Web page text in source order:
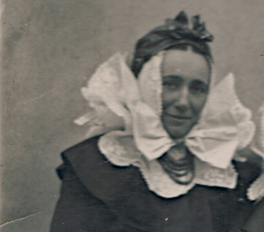
Tabor Wielkopolski
GALERIE
WIRTUALNA BISKUPIZNA